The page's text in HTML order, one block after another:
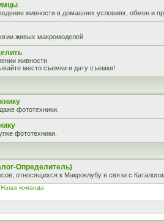
живности в домашних условиях, обмен и
живых макромоделей
живности.
место съемки и дату съемки!
фототехники.
фототехники.
Определитель)
относящихся к Макроклубу в связи с
Наша команда